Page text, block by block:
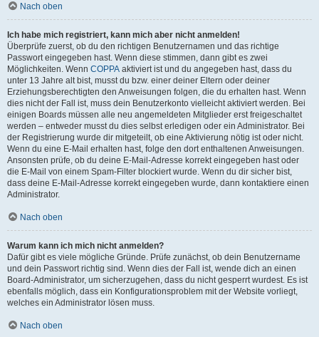
Nach oben
Ich habe mich registriert, kann mich aber nicht anmelden!
Überprüfe zuerst, ob du den richtigen Benutzernamen und das richtige
Passwort eingegeben hast. Wenn diese stimmen, dann gibt es zwei
Möglichkeiten. Wenn COPPA aktiviert ist und du angegeben hast, dass du
unter 13 Jahre alt bist, musst du bzw. einer deiner Eltern oder deiner
Erziehungsberechtigten den Anweisungen folgen, die du erhalten hast. Wenn
dies nicht der Fall ist, muss dein Benutzerkonto vielleicht aktiviert werden. Bei
einigen Boards müssen alle neu angemeldeten Mitglieder erst freigeschaltet
werden – entweder musst du dies selbst erledigen oder ein Administrator. Bei
der Registrierung wurde dir mitgeteilt, ob eine Aktivierung nötig ist oder nicht.
Wenn du eine E-Mail erhalten hast, folge den dort enthaltenen Anweisungen.
Ansonsten prüfe, ob du deine E-Mail-Adresse korrekt eingegeben hast oder
die E-Mail von einem Spam-Filter blockiert wurde. Wenn du dir sicher bist,
dass deine E-Mail-Adresse korrekt eingegeben wurde, dann kontaktiere einen
Administrator.
Nach oben
Warum kann ich mich nicht anmelden?
Dafür gibt es viele mögliche Gründe. Prüfe zunächst, ob dein Benutzername
und dein Passwort richtig sind. Wenn dies der Fall ist, wende dich an einen
Board-Administrator, um sicherzugehen, dass du nicht gesperrt wurdest. Es ist
ebenfalls möglich, dass ein Konfigurationsproblem mit der Website vorliegt,
welches ein Administrator lösen muss.
Nach oben